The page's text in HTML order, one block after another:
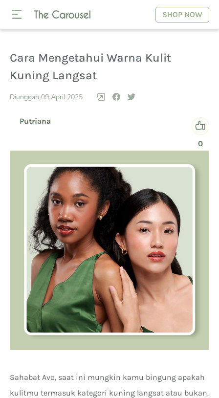
SHOP NOW
Cara Mengetahui Warna Kulit
Kuning Langsat
Diunggah 09 April 2025
Putriana
0
Sahabat Avo, saat ini mungkin kamu bingung apakah
kulitmu termasuk kategori kuning langsat atau bukan.